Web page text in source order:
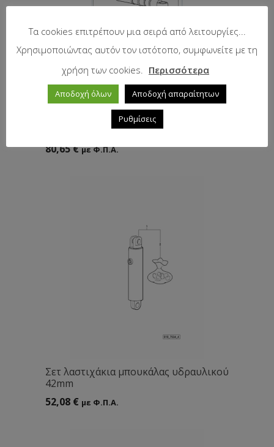
Σετ λαστιχάκια μπουκάλας τιμονιού
80,65€ με Φ.Π.Α.
Σετ λαστιχάκια μπουκάλας υδραυλικού
42mm
52,08 € με Φ.Π.Α.
Τα cookies επιτρέπουν μια σειρά από λειτουργίες...
Χρησιμοποιώντας αυτόν τον ιστότοπο, συμφωνείτε με τη
χρήση των cookies.
Περισσότερα
Αποδοχή όλων Αποδοχή απαραίτητων
Ρυθμίσεις